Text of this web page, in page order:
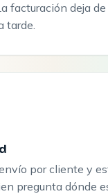
facturación deja de
tarde.
por cliente y
pregunta dónde